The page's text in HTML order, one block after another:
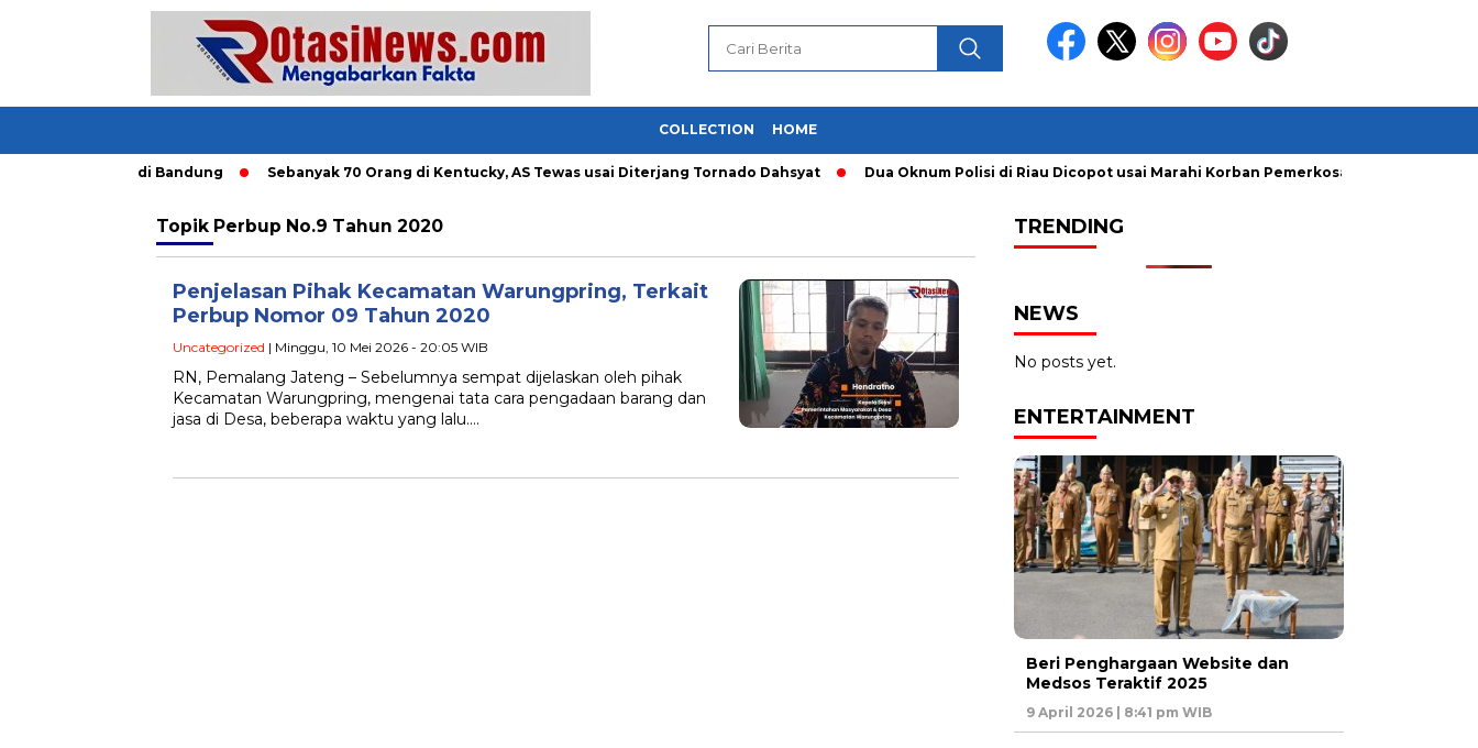
COLLECTION HOME
Umum di Bandung Sebanyak 70 Orang di Kentucky, AS Tewas usai Diterjang Tornado Dahsyat Dua Oknum Polisi di Riau Dicopot usai Marahi Korban Pemerkosaan
Topik Perbup No.9 Tahun 2020
Penjelasan Pihak Kecamatan Warungpring, Terkait
Perbup Nomor 09 Tahun 2020
Uncategorized | Minggu, 10 Mei 2026 - 20:05 WIB
RN, Pemalang Jateng – Sebelumnya sempat dijelaskan oleh pihak
Kecamatan Warungpring, mengenai tata cara pengadaan barang dan
jasa di Desa, beberapa waktu yang lalu….
TRENDING
NEWS
No posts yet.
ENTERTAINMENT
Beri Penghargaan Website dan
Medsos Teraktif 2025
9 April 2026 | 8:41 pm WIB